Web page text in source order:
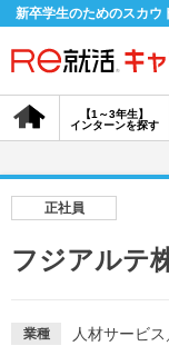
新卒学生のためのスカウ
【1～3年生】
インターンを探す
会員
採用情報を探す
正社員
フジアルテ
業種 人材サービス